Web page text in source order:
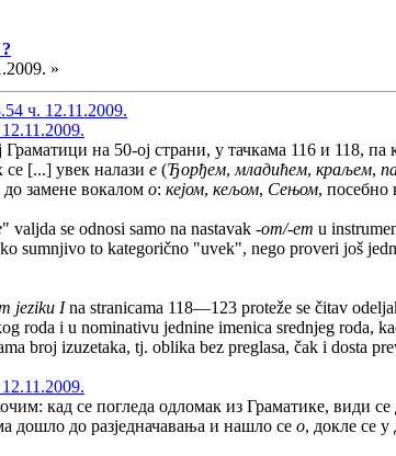
»
ч. 12.11.2009.
на 50-ој страни, у тачкама 116 и 118,
се [...] увек налази е (Ђорђем, младићем, краљем,
до замене вокалом о: кејом, кељом, Сењом, посебно
" valjda se odnosi samo na nastavak -om/-em u
sumnjivo to kategorično "uvek", nego proveri još
jeziku Ina stranicama 118—123 proteže se čitav
roda i u nominativu jednine imenica srednjeg roda,
broj izuzetaka, tj. oblika bez preglasa, čak i dosta
кад се погледа одломак из Граматике, види се
дошло до разједначавања и нашло се о, докле се у